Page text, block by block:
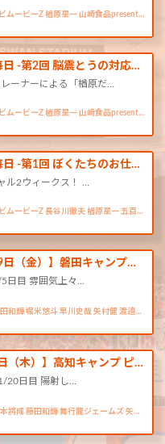
ムービーZ 楢原星一 山崎食品present…
日 -第2回 脳震とうの対応…
ーナーによる「楢原だ…
ムービーZ 楢原星一 山崎食品present…
日 -第1回 ぼくたちのお仕…
ル2ウィークス！ …
ムービーZ 長谷川徹夫 楢原星一 五百…
日（金）】磐田キャンプ…
日目 雰囲気上々…
和輝 堀米悠斗 早川史哉 矢村健 渡邉…
（木）】高知キャンプ ピ…
20日目 陽射し…
將成 藤田和輝 舞行龍ジェームズ 矢…